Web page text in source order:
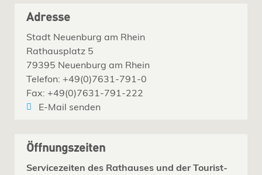
Adresse
Stadt Neuenburg am Rhein
Rathausplatz 5
79395 Neuenburg am Rhein
Telefon: +49(0)7631-791-0
Fax: +49(0)7631-791-222
E-Mail senden
Öffnungszeiten
Servicezeiten des Rathauses und der Tourist-